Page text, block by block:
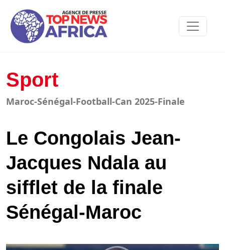
Sport
Maroc-Sénégal-Football-Can 2025-Finale
Le Congolais Jean-
Jacques Ndala au
sifflet de la finale
Sénégal-Maroc